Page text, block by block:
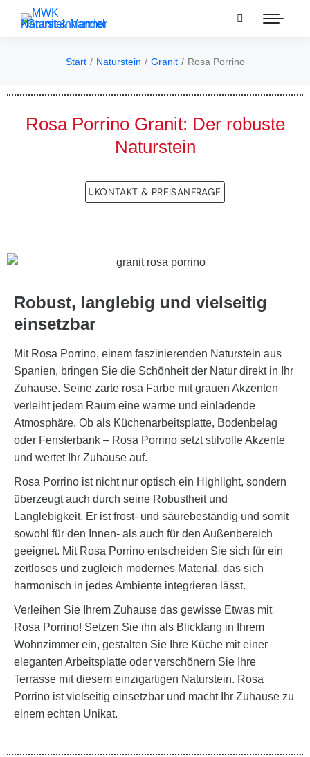
Sie befinden sich hier:
Start Naturstein Granit Rosa Porrino
Rosa Porrino Granit: Der robuste
Naturstein
KONTAKT & PREISANFRAGE
Robust, langlebig und vielseitig
einsetzbar
Mit Rosa Porrino, einem faszinierenden Naturstein aus
Spanien, bringen Sie die Schönheit der Natur direkt in Ihr
Zuhause. Seine zarte rosa Farbe mit grauen Akzenten
verleiht jedem Raum eine warme und einladende
Atmosphäre. Ob als Küchenarbeitsplatte, Bodenbelag
oder Fensterbank – Rosa Porrino setzt stilvolle Akzente
und wertet Ihr Zuhause auf.
Rosa Porrino ist nicht nur optisch ein Highlight, sondern
überzeugt auch durch seine Robustheit und
Langlebigkeit. Er ist frost- und säurebeständig und somit
sowohl für den Innen- als auch für den Außenbereich
geeignet. Mit Rosa Porrino entscheiden Sie sich für ein
zeitloses und zugleich modernes Material, das sich
harmonisch in jedes Ambiente integrieren lässt.
Verleihen Sie Ihrem Zuhause das gewisse Etwas mit
Rosa Porrino! Setzen Sie ihn als Blickfang in Ihrem
Wohnzimmer ein, gestalten Sie Ihre Küche mit einer
eleganten Arbeitsplatte oder verschönern Sie Ihre
Terrasse mit diesem einzigartigen Naturstein. Rosa
Porrino ist vielseitig einsetzbar und macht Ihr Zuhause zu
einem echten Unikat.